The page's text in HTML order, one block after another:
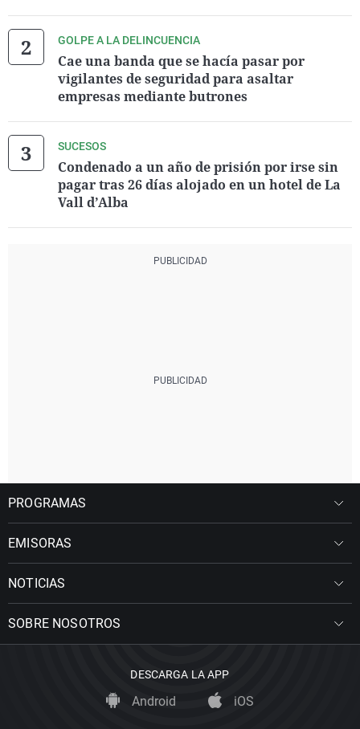
GOLPE A LA DELINCUENCIA
Cae una banda que se hacía pasar por
vigilantes de seguridad para asaltar
empresas mediante butrones
SUCESOS
Condenado a un año de prisión por irse sin
pagar tras 26 días alojado en un hotel de La
Vall d’Alba
PROGRAMAS
EMISORAS
NOTICIAS
SOBRE NOSOTROS
DESCARGA LA APP
Android iOS